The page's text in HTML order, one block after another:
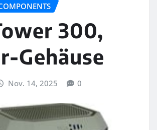
300,
Gehäuse
Nov. 14, 2025 0